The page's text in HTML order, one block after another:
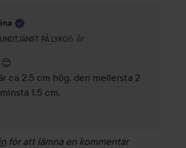
PÅ LYKO
roll: Kundtjänst på Lyko.
6 år
Kommentaren lades 6 år
ca 2,5 cm hög, den mellersta 2
1,5 cm.
för att lämna en kommentar